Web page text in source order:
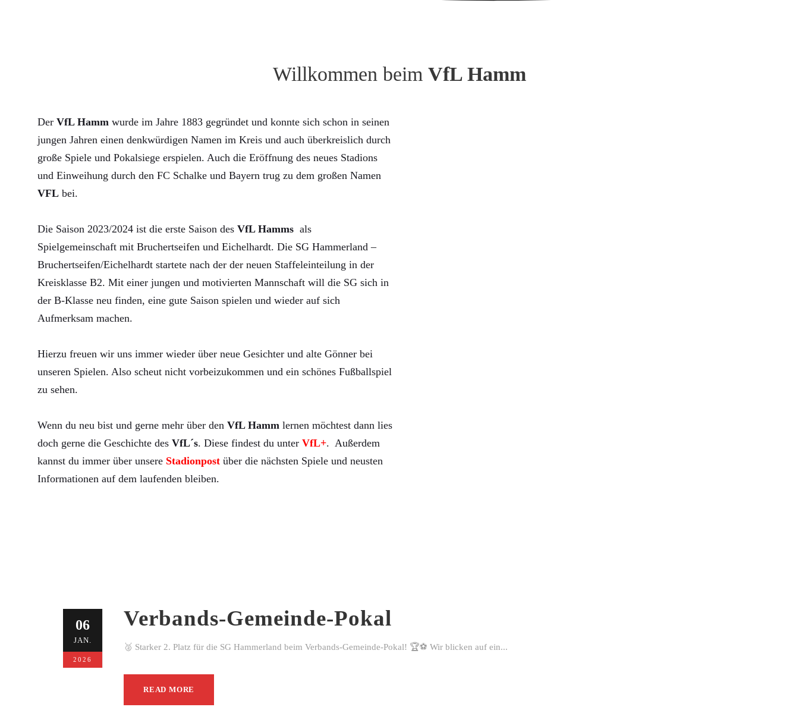
Willkommen beim VfL Hamm
Der VfL Hamm wurde im Jahre 1883 gegründet und konnte sich schon in seinen
jungen Jahren einen denkwürdigen Namen im Kreis und auch überkreislich durch
große Spiele und Pokalsiege erspielen. Auch die Eröffnung des neues Stadions
und Einweihung durch den FC Schalke und Bayern trug zu dem großen Namen
VFL bei.
Die Saison 2023/2024 ist die erste Saison des VfL Hamms als
Spielgemeinschaft mit Bruchertseifen und Eichelhardt. Die SG Hammerland –
Bruchertseifen/Eichelhardt startete nach der der neuen Staffeleinteilung in der
Kreisklasse B2. Mit einer jungen und motivierten Mannschaft will die SG sich in
der B-Klasse neu finden, eine gute Saison spielen und wieder auf sich
Aufmerksam machen.
Hierzu freuen wir uns immer wieder über neue Gesichter und alte Gönner bei
unseren Spielen. Also scheut nicht vorbeizukommen und ein schönes Fußballspiel
zu sehen.
Wenn du neu bist und gerne mehr über den VfL Hamm lernen möchtest dann lies
doch gerne die Geschichte des VfL´s. Diese findest du unter VfL+. Außerdem
kannst du immer über unsere Stadionpost über die nächsten Spiele und neusten
Informationen auf dem laufenden bleiben.
06
JAN.
2026
Verbands-Gemeinde-Pokal
🥈 Starker 2. Platz für die SG Hammerland beim Verbands-Gemeinde-Pokal! 🏆⚽ Wir blicken auf ein...
READ MORE